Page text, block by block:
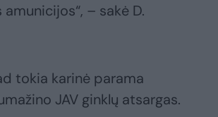
– sakė D.
tokia karinė parama
JAV ginklų atsargas.